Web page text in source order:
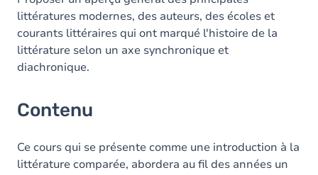
littératures modernes, des auteurs, des écoles et
courants littéraires qui ont marqué l'histoire de la
littérature selon un axe synchronique et
diachronique.
Contenu
Ce cours qui se présente comme une introduction à la
littérature comparée, abordera au fil des années un